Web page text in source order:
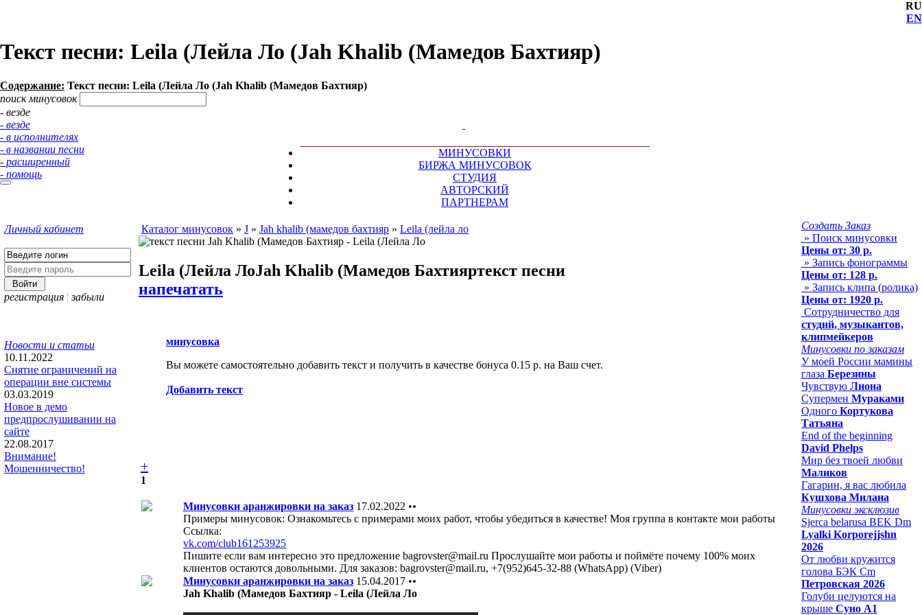
RU
EN
Текст песни: Leila (Лейла Ло (Jah Khalib (Мамедов Бахтияр)
Содержание: Текст песни: Leila (Лейла Ло (Jah Khalib (Мамедов Бахтияр)
поиск минусовок
- везде
- везде
- в исполнителях
- в названии песни
- расширенный
- помощь
МИНУСОВКИ
БИРЖА МИНУСОВОК
СТУДИЯ
АВТОРСКИЙ
ПАРТНЕРАМ
Личный кабинет
регистрация ¦ забыли
Новости и статьи
10.11.2022
Снятие ограничений на
операции вне системы
03.03.2019
Новое в демо
предпрослушивании на
сайте
22.08.2017
Внимание!
Мошенничество!
Каталог минусовок » J » Jah khalib (мамедов бахтияр » Leila (лейла ло
Leila (Лейла ЛоJah Khalib (Мамедов Бахтияртекст песни
напечатать
минусовка
Вы можете самостоятельно добавить текст и получить в качестве бонуса 0.15 р. на Ваш счет.
Добавить текст
+
1
Минусовки аранжировки на заказ 17.02.2022 ••
Примеры минусовок: Ознакомьтесь с примерами моих работ, чтобы убедиться в качестве! Моя группа в контакте мои работы
Ссылка:
vk.com/club161253925
Пишите если вам интересно это предложение bagrovster@mail.ru Прослушайте мои работы и поймёте почему 100% моих
клиентов остаются довольными. Для заказов: bagrovster@mail.ru, +7(952)645-32-88 (WhatsApp) (Viber)
Минусовки аранжировки на заказ 15.04.2017 ••
Jah Khalib (Мамедов Бахтияр - Leila (Лейла Ло
Создать Заказ
» Поиск минусовки
Цены от: 30 р.
» Запись фонограммы
Цены от: 128 р.
» Запись клипа (ролика)
Цены от: 1920 р.
Сотрудничество для
студий, музыкантов,
клипмейкеров
Минусовки по заказам
У моей России мамины
глаза Березины
Чувствую Лиона
Супермен Мураками
Одного Кортукова
Татьяна
End of the beginning
David Phelps
Мир без твоей любви
Маликов
Гагарин, я вас любила
Кушхова Милана
Минусовки эксклюзив
Sjerca belarusa BEK Dm
Lyalki Korporejjshn
2026
От любви кружится
голова БЭК Cm
Петровская 2026
Голуби целуются на
крыше Суно А1